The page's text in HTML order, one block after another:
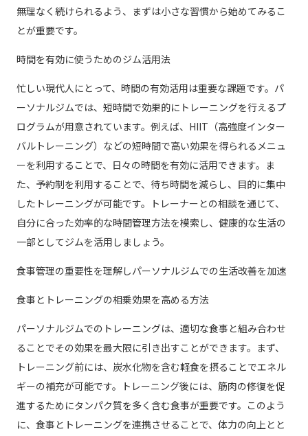
無理なく続けられるよう、まずは小さな習慣から始めてみるこ
とが重要です。
時間を有効に使うためのジム活用法
忙しい現代人にとって、時間の有効活用は重要な課題です。パ
ーソナルジムでは、短時間で効果的にトレーニングを行えるプ
ログラムが用意されています。例えば、HIIT（高強度インター
バルトレーニング）などの短時間で高い効果を得られるメニュ
ーを利用することで、日々の時間を有効に活用できます。ま
た、予約制を利用することで、待ち時間を減らし、目的に集中
したトレーニングが可能です。トレーナーとの相談を通じて、
自分に合った効率的な時間管理方法を模索し、健康的な生活の
一部としてジムを活用しましょう。
食事管理の重要性を理解しパーソナルジムでの生活改善を加速
食事とトレーニングの相乗効果を高める方法
パーソナルジムでのトレーニングは、適切な食事と組み合わせ
ることでその効果を最大限に引き出すことができます。まず、
トレーニング前には、炭水化物を含む軽食を摂ることでエネル
ギーの補充が可能です。トレーニング後には、筋肉の修復を促
進するためにタンパク質を多く含む食事が重要です。このよう
に、食事とトレーニングを連携させることで、体力の向上とと